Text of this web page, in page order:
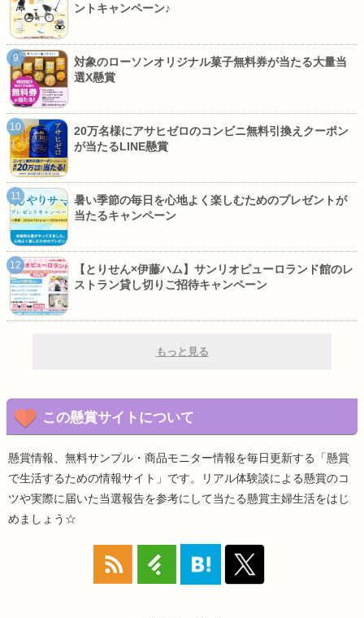
ントキャンペーン♪
対象のローソンオリジナル菓子無料券が当たる大量当
選X懸賞
20万名様にアサヒゼロのコンビニ無料引換えクーポン
が当たるLINE懸賞
暑い季節の毎日を心地よく楽しむためのプレゼントが
当たるキャンペーン
【とりせん×伊藤ハム】サンリオピューロランド館のレ
ストラン貸し切りご招待キャンペーン
もっと見る
この懸賞サイトについて
懸賞情報、無料サンプル・商品モニター情報を毎日更新する「懸賞
で生活するための情報サイト」です。リアル体験談による懸賞のコ
ツや実際に届いた当選報告を参考にして当たる懸賞主婦生活をはじ
めましょう☆